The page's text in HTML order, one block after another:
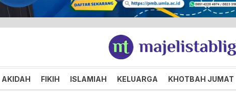
Muhammadiyah
Islam Berkemajuan dan Menggembirakan
AKIDAH FIKIH ISLAMIAH KELUARGA KHOTBAH JUMAT